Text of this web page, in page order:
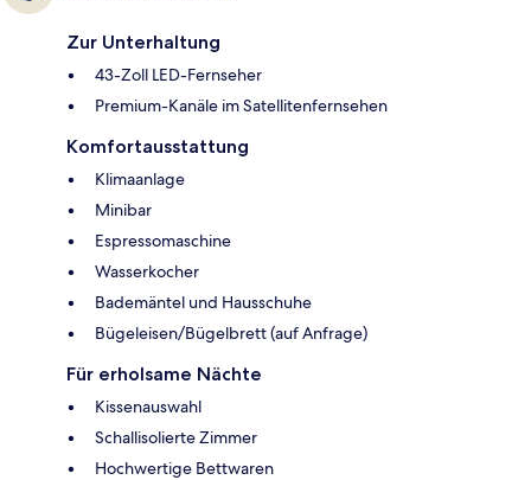
Zur Unterhaltung
43-Zoll LED-Fernseher
Premium-Kanäle im Satellitenfernsehen
Komfortausstattung
Klimaanlage
Minibar
Espressomaschine
Wasserkocher
Bademäntel und Hausschuhe
Bügeleisen/Bügelbrett (auf Anfrage)
Für erholsame Nächte
Kissenauswahl
Schallisolierte Zimmer
Hochwertige Bettwaren